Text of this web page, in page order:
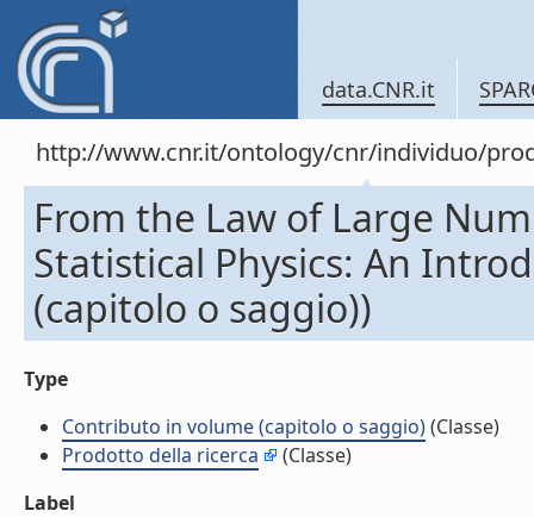
data.CNR.it
http://www.cnr.it/ontology/cnr/individuo/
From the Law of Large
Statistical Physics: An
(capitolo o saggio))
Type
Contributo in volume (capitolo o saggio)(Classe)
Prodotto della ricerca
(Classe)
Label